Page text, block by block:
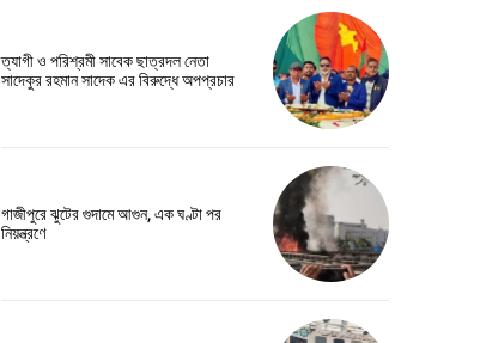
ত্যাগী ও পরিশ্রমী সাবেক ছাত্রদল নেতা
সাদেকুর রহমান সাদেক এর বিরুদ্ধে অপপ্রচার
গাজীপুরে ঝুটের গুদামে আগুন, এক ঘণ্টা পর
নিয়ন্ত্রণে